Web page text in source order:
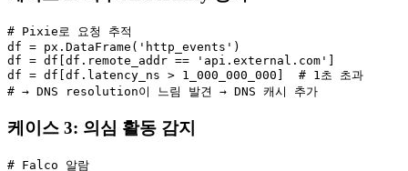
# Pixie로 요청 추적
df = px.DataFrame('http_events')
df = df[df.remote_addr == 'api.external.com']
df = df[df.latency_ns > 1_000_000_000]  # 1초 초과
# → DNS resolution이 느림 발견 → DNS 캐시 추가
케이스 3: 의심 활동 감지
# Falco 알람